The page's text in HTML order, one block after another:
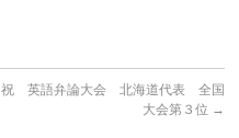
祝 英語弁論大会 北海道代表 全国
大会第３位 →